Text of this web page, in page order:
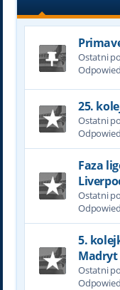
Ostatni
25.
Ostatni
Faza
Ostatni
5.
Madryt
Ostatni